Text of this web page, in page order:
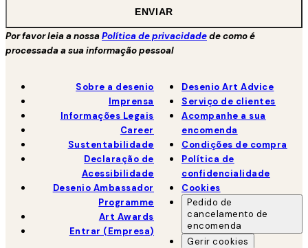
ENVIAR
Por favor leia a nossaPolítica de privacidadede como é
processada a sua informação pessoal
Sobre a desenio
Imprensa
Informações Legais
Career
Sustentabilidade
Declaração de
Acessibilidade
Desenio Ambassador
Programme
Art Awards
Entrar (Empresa)
Desenio Art Advice
Serviço de clientes
Acompanhe a sua
encomenda
Condições de compra
Política de
confidencialidade
Cookies
Pedido de
cancelamento de
encomenda
Gerir cookies